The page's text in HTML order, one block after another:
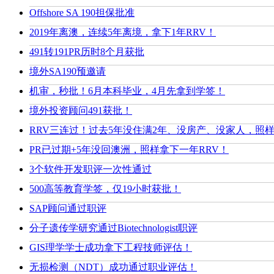
Offshore SA 190担保批准
2019年离澳，连续5年离境，拿下1年RRV！
491转191PR历时8个月获批
境外SA190预邀请
机审，秒批！6月本科毕业，4月先拿到学签！
境外投资顾问491获批！
RRV三连过！过去5年没住满2年、没房产、没家人，照样
PR已过期+5年没回澳洲，照样拿下一年RRV！
3个软件开发职评一次性通过
500高等教育学签，仅19小时获批！
SAP顾问通过职评
分子遗传学研究通过Biotechnologist职评
GIS理学学士成功拿下工程技师评估！
无损检测（NDT）成功通过职业评估！